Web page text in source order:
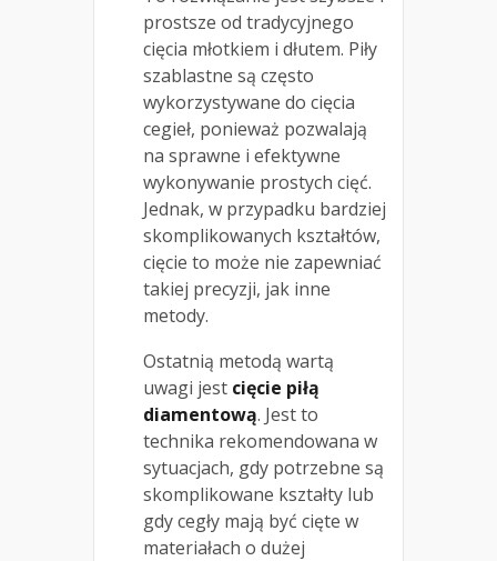
prostsze od tradycyjnego
cięcia młotkiem i dłutem. Piły
szablastne są często
wykorzystywane do cięcia
cegieł, ponieważ pozwalają
na sprawne i efektywne
wykonywanie prostych cięć.
Jednak, w przypadku bardziej
skomplikowanych kształtów,
cięcie to może nie zapewniać
takiej precyzji, jak inne
metody.
Ostatnią metodą wartą
uwagi jest cięcie piłą
diamentową. Jest to
technika rekomendowana w
sytuacjach, gdy potrzebne są
skomplikowane kształty lub
gdy cegły mają być cięte w
materiałach o dużej